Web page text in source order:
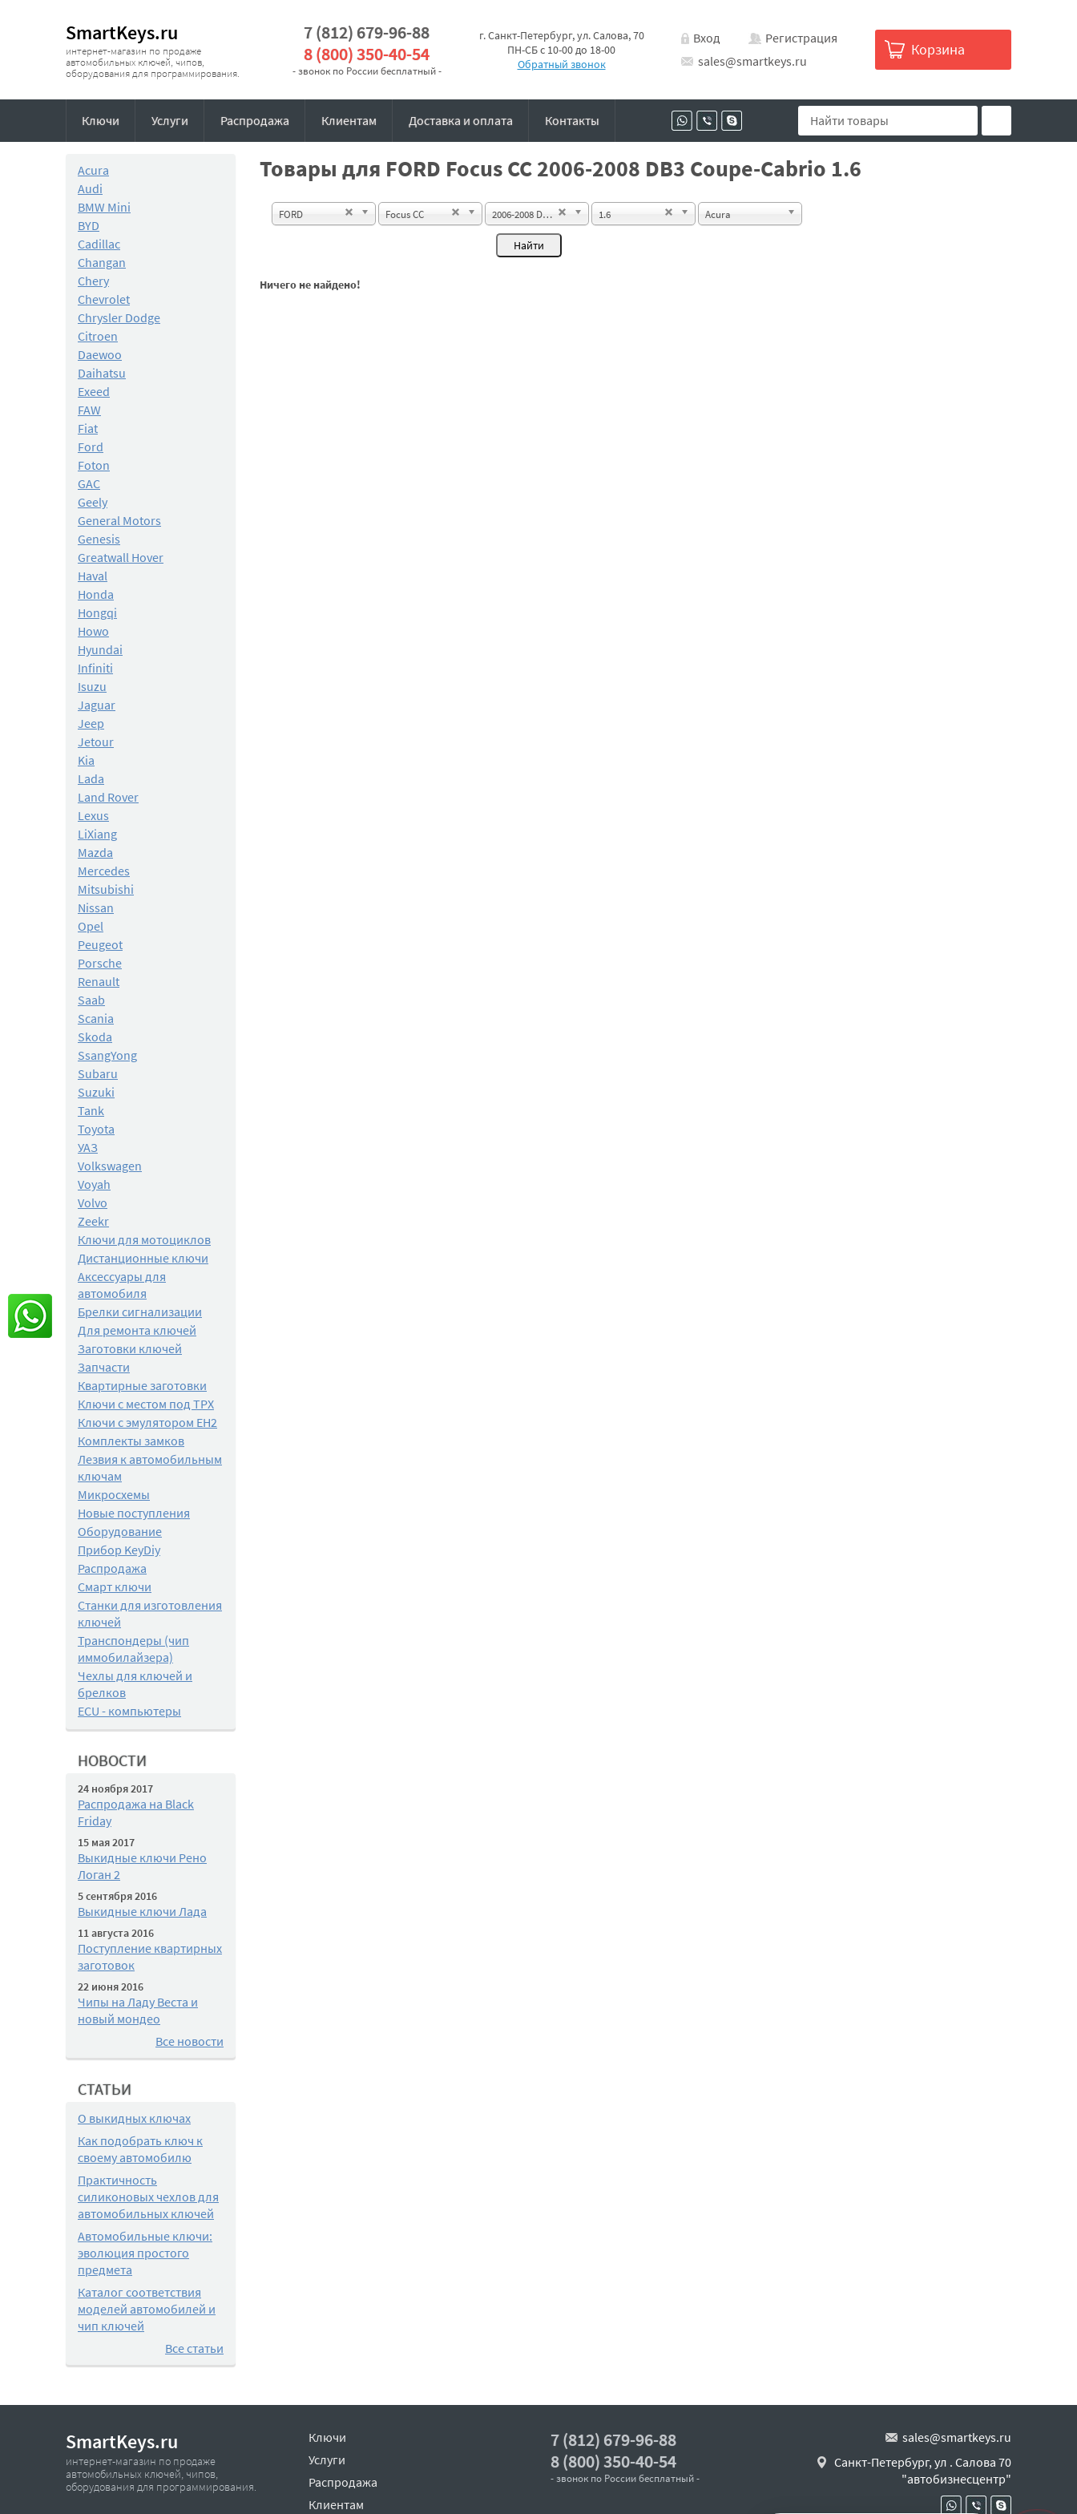
SmartKeys.ru
интернет-магазин по продаже
автомобильных ключей, чипов,
оборудования для программирования.
7 (812) 679-96-88
8 (800) 350-40-54
- звонок по России бесплатный -
г. Санкт-Петербург, ул. Салова, 70
ПН-СБ с 10-00 до 18-00
Обратный звонок
Вход
Регистрация
sales@smartkeys.ru
Корзина
Ключи Услуги Распродажа Клиентам Доставка и оплата Контакты
Acura
Audi
BMW Mini
BYD
Cadillac
Changan
Chery
Chevrolet
Chrysler Dodge
Citroen
Daewoo
Daihatsu
Exeed
FAW
Fiat
Ford
Foton
GAC
Geely
General Motors
Genesis
Greatwall Hover
Haval
Honda
Hongqi
Howo
Hyundai
Infiniti
Isuzu
Jaguar
Jeep
Jetour
Kia
Lada
Land Rover
Lexus
LiXiang
Mazda
Mercedes
Mitsubishi
Nissan
Opel
Peugeot
Porsche
Renault
Saab
Scania
Skoda
SsangYong
Subaru
Suzuki
Tank
Toyota
УАЗ
Volkswagen
Voyah
Volvo
Zeekr
Ключи для мотоциклов
Дистанционные ключи
Аксессуары для
автомобиля
Брелки сигнализации
Для ремонта ключей
Заготовки ключей
Запчасти
Квартирные заготовки
Ключи с местом под TPX
Ключи с эмулятором EH2
Комплекты замков
Лезвия к автомобильным
ключам
Микросхемы
Новые поступления
Оборудование
Прибор KeyDiy
Распродажа
Смарт ключи
Станки для изготовления
ключей
Транспондеры (чип
иммобилайзера)
Чехлы для ключей и
брелков
ECU - компьютеры
НОВОСТИ
24 ноября 2017
Распродажа на Black
Friday
15 мая 2017
Выкидные ключи Рено
Логан 2
5 сентября 2016
Выкидные ключи Лада
11 августа 2016
Поступление квартирных
заготовок
22 июня 2016
Чипы на Ладу Веста и
новый мондео
Все новости
СТАТЬИ
О выкидных ключах
Как подобрать ключ к
своему автомобилю
Практичность
силиконовых чехлов для
автомобильных ключей
Автомобильные ключи:
эволюция простого
предмета
Каталог соответствия
моделей автомобилей и
чип ключей
Все статьи
Товары для FORD Focus CC 2006-2008 DB3 Coupe-Cabrio 1.6
FORD Focus CC 2006-2008 DB3 Coupe-Cabrio 1.6 Acura
Ничего не найдено!
SmartKeys.ru
интернет-магазин по продаже
автомобильных ключей, чипов,
оборудования для программирования.
Ключи
Услуги
Распродажа
Клиентам
7 (812) 679-96-88
8 (800) 350-40-54
- звонок по России бесплатный -
sales@smartkeys.ru
Санкт-Петербург, ул . Салова 70
"автобизнесцентр"